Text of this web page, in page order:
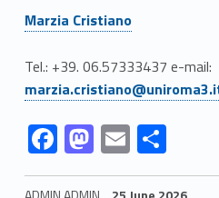
C
o
n
t
a
Link identifier #identifier__47968-1
Marzia Cristiano
Tel.: +39. 06.57333437 e-mail:
Link identifier #identifier__119986-3
F
ac
Link identifier #identifier__112346-4 M
as
Link identifier #identifier__197621-5 E
m
Link identifier #identifier__123997-6 S
h